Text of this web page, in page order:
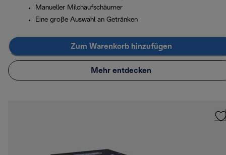
Manueller Milchaufschäumer
Eine große Auswahl an Getränken
Zum Warenkorb hinzufügen
Mehr entdecken